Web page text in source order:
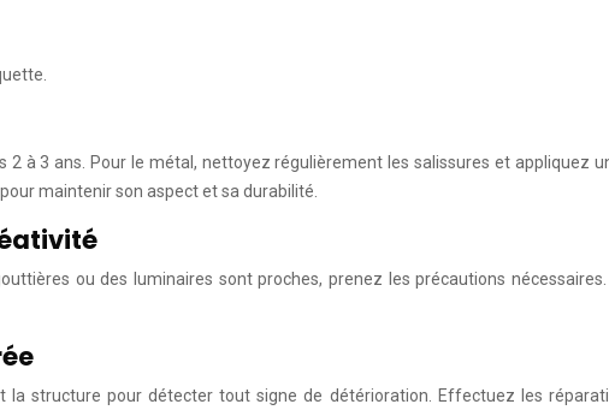
à 3 ans. Pour le métal, nettoyez régulièrement les salissures et appliquez
maintenir son aspect et sa durabilité.
ou des luminaires sont proches, prenez les précautions
structure pour détecter tout signe de détérioration. Effectuez les